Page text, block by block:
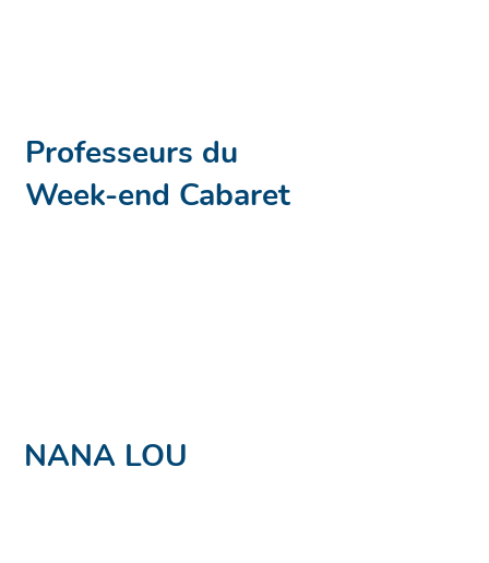
Professeurs du
Week-end Cabaret
NANA LOU